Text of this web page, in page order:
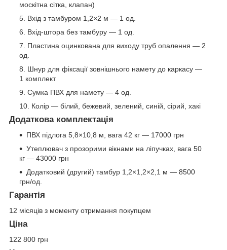
москітна сітка, клапан)
Вхід з тамбуром 1,2×2 м — 1 од.
Вхід-штора без тамбуру — 1 од.
Пластина оцинкована для виходу труб опалення — 2
од.
Шнур для фіксації зовнішнього намету до каркасу —
1 комплект
Сумка ПВХ для намету — 4 од.
Колір — білий, бежевий, зелений, синій, сірий, хакі
Додаткова комплектація
ПВХ підлога 5,8×10,8 м, вага 42 кг — 17000 грн
Утеплювач з прозорими вікнами на ліпучках, вага 50
кг — 43000 грн
Додатковий (другий) тамбур 1,2×1,2×2,1 м — 8500
грн/од.
Гарантія
12 місяців з моменту отримання покупцем
Ціна
122 800 грн